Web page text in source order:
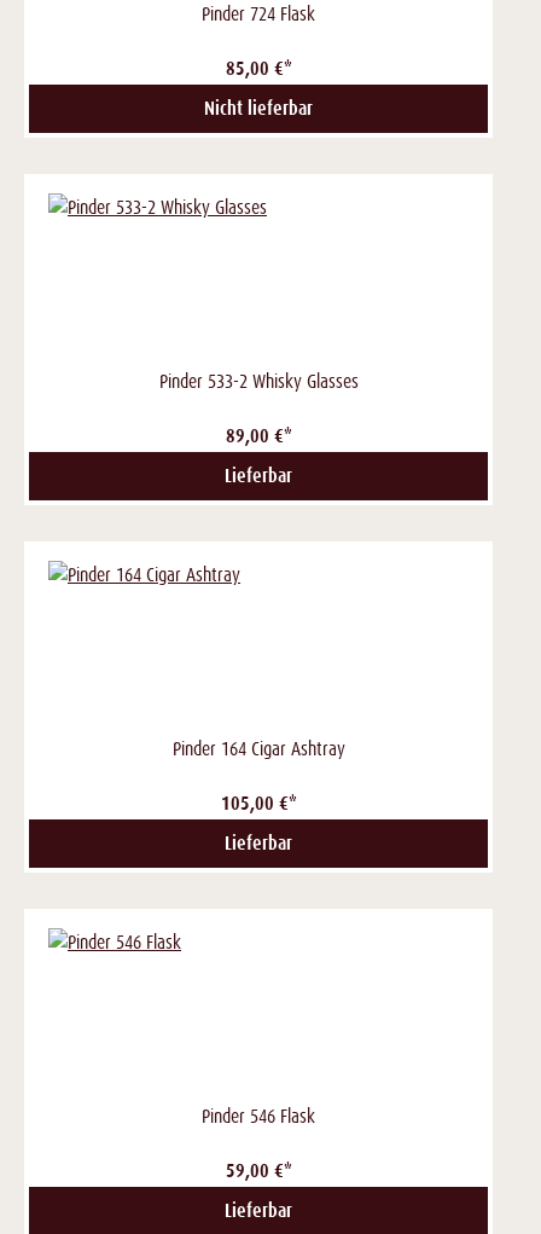
Pinder 724 Flask
85,00 €*
Nicht lieferbar
Pinder 533-2 Whisky Glasses
89,00 €*
Lieferbar
Pinder 164 Cigar Ashtray
105,00 €*
Lieferbar
Pinder 546 Flask
59,00 €*
Lieferbar